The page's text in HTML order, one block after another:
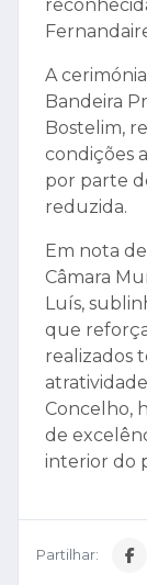
A
Bandeira
Bostelim,
condições
por parte
reduzida.
Em nota
Câmara
Luís,
que
realizados
Concelho,
de
interior do
Partilhar: